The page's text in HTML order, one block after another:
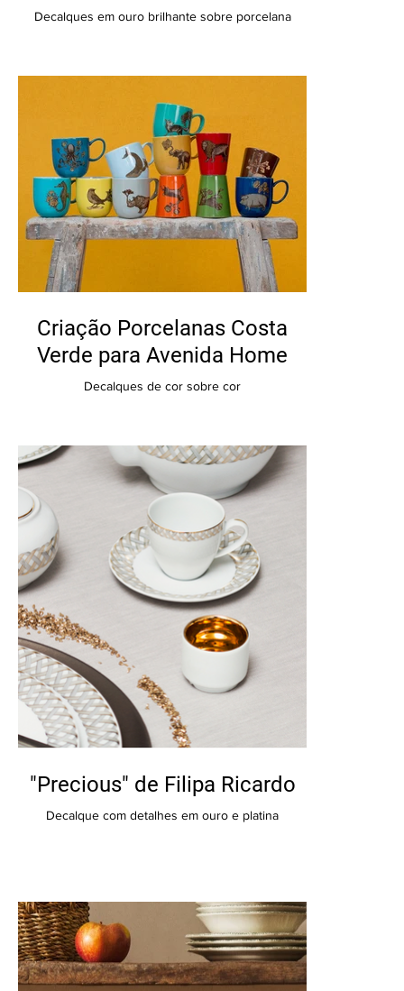
Decalques em ouro brilhante sobre porcelana
Criação Porcelanas Costa
Verde para Avenida Home
Decalques de cor sobre cor
​"Precious" de Filipa Ricardo
Decalque com detalhes em ouro e platina